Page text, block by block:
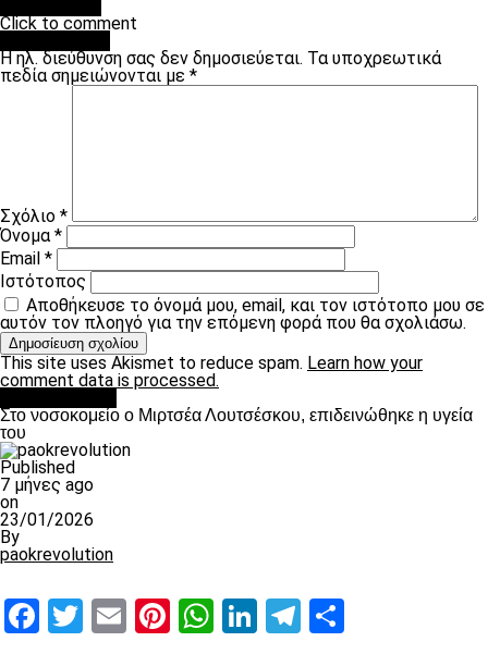
Click to comment
Η ηλ. διεύθυνση σας δεν δημοσιεύεται. Τα υποχρεωτικά
πεδία σημειώνονται με *
Σχόλιο *
Όνομα*
Email *
Ιστότοπος
Αποθήκευσε το όνομά μου, email, και τον ιστότοπο μου σε
αυτόν τον πλοηγό για την επόμενη φορά που θα σχολιάσω.
This site uses Akismet to reduce spam. Learn how your
comment data is processed.
Στο νοσοκομείο ο Μιρτσέα Λουτσέσκου, επιδεινώθηκε η υγεία
του
Published
7 μήνες ago
on
23/01/2026
By
paokrevolution
Facebook
Twitter
EmailPinterest
WhatsApp
LinkedIn
Telegram